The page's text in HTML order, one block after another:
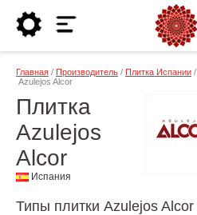
Главная / Производитель / Плитка Испании /
Azulejos Alcor
Плитка
Azulejos
Alcor
Испания
Типы плитки Azulejos Alcor